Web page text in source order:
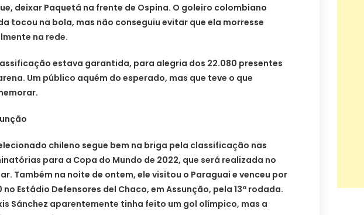
deixar Paquetá na frente de Ospina. O goleiro colombiano
tocou na bola, mas não conseguiu evitar que ela morresse
na rede.
estava garantida, para alegria dos 22.080 presentes
Um público aquém do esperado, mas que teve o que
chileno segue bem na briga pela classificação nas
para a Copa do Mundo de 2022, que será realizada no
Também na noite de ontem, ele visitou o Paraguai e venceu por
no Estádio Defensores del Chaco, em Assunção, pela 13ª rodada.
Sánchez aparentemente tinha feito um gol olímpico, mas a